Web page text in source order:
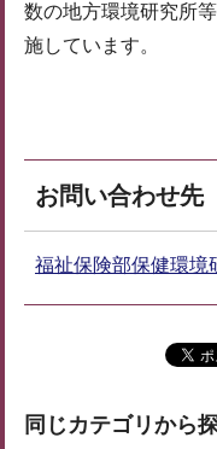
数の地方環境研究所
施しています。
お問い合わせ先
福祉保険部保健環
同じカテゴリから